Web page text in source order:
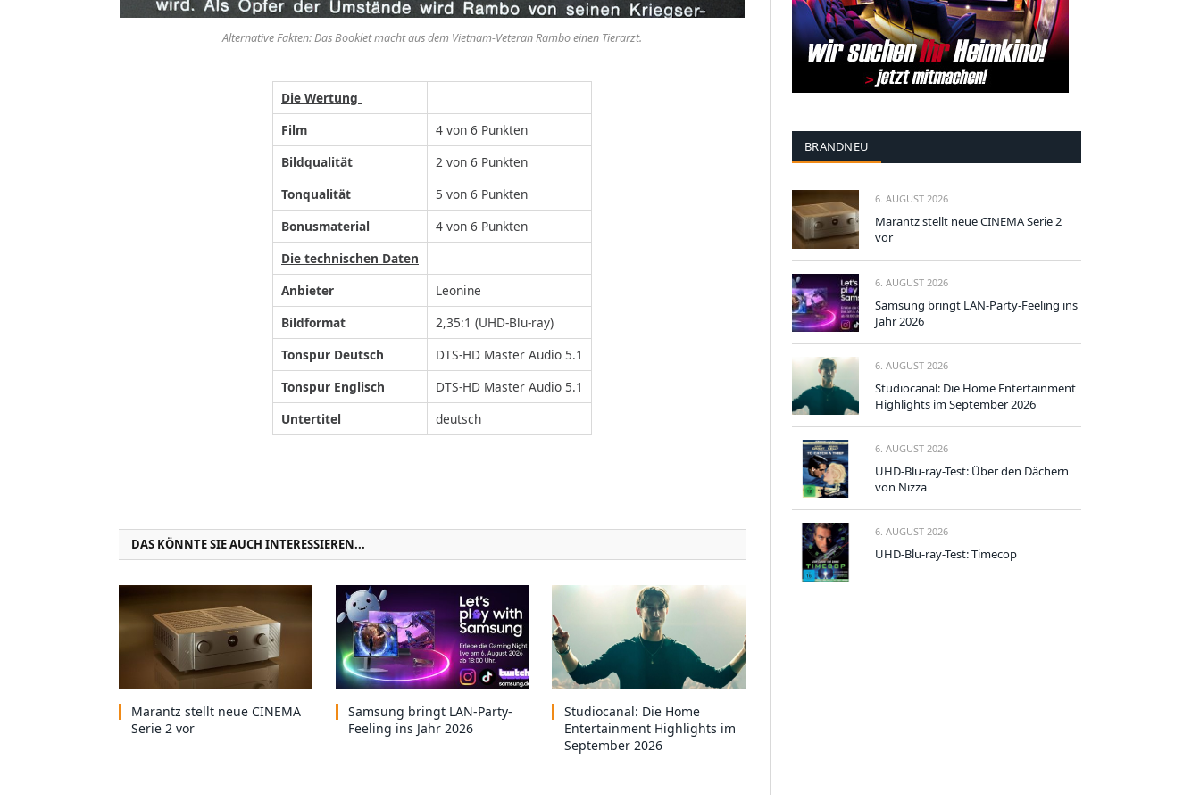
Alternative Fakten: Das Booklet macht aus dem Vietnam-Veteran Rambo einen Tierarzt.
Die Wertung
Film
4 von 6 Punkten
Bildqualität
2 von 6 Punkten
Tonqualität
5 von 6 Punkten
Bonusmaterial
4 von 6 Punkten
Die technischen Daten
Anbieter
Leonine
Bildformat
2,35:1 (UHD-Blu-ray)
Tonspur Deutsch
DTS-HD Master Audio 5.1
Tonspur Englisch
DTS-HD Master Audio 5.1
Untertitel
deutsch
DAS KÖNNTE SIE AUCH INTERESSIEREN...
Marantz stellt neue CINEMA
Serie 2 vor
Samsung bringt LAN-Party-
Feeling ins Jahr 2026
Studiocanal: Die Home
Entertainment Highlights im
September 2026
BRANDNEU
6. AUGUST 2026
Marantz stellt neue CINEMA Serie 2
vor
6. AUGUST 2026
Samsung bringt LAN-Party-Feeling ins
Jahr 2026
6. AUGUST 2026
Studiocanal: Die Home Entertainment
Highlights im September 2026
6. AUGUST 2026
UHD-Blu-ray-Test: Über den Dächern
von Nizza
6. AUGUST 2026
UHD-Blu-ray-Test: Timecop